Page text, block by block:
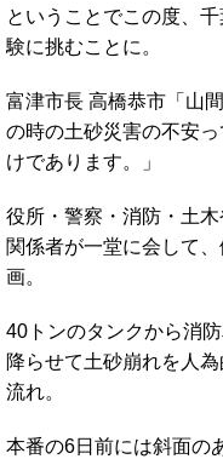
ということでこの度、
験に挑むことに。
富津市長 高橋恭市「山
の時の土砂災害の不安
けであります。」
役所・警察・消防・土
関係者が一堂に会して
画。
40トンのタンクから消
降らせて土砂崩れを人
流れ。
本番の6日前には斜面の